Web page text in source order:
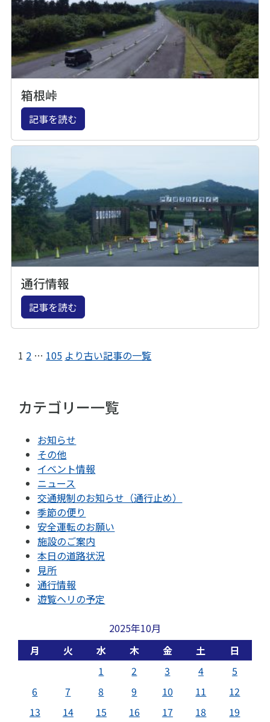
箱根峠
記事を読む
通行情報
記事を読む
1 2 … 105 より古い記事の一覧
カテゴリー一覧
お知らせ
その他
イベント情報
ニュース
交通規制のお知らせ（通行止め）
季節の便り
安全運転のお願い
施設のご案内
本日の道路状況
見所
通行情報
遊覧ヘリの予定
2025年10月
月
火 水 木 金 土
日
1
2 3 4
5
6
7 8 9 10 11
12
13
14 15 16 17 18 19